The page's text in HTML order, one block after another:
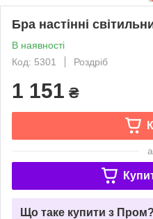
Бра настінні
В наявності
Код: 5301
Роздріб
1 151 ₴
Що таке купити з Пром?